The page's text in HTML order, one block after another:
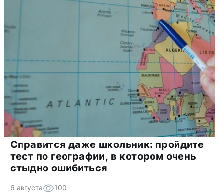
Справится даже школьник: пройдите
тест по географии, в котором очень
стыдно ошибиться
6 августа 100